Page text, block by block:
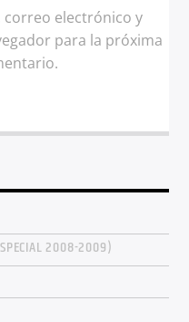
electrónico y
para la próxima
2008-2009)